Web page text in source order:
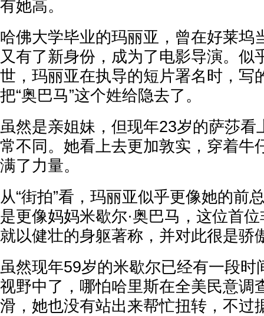
有她高。
哈佛大学毕业的玛丽亚，曾在好莱坞
又有了新身份，成为了电影导演。似
世，玛丽亚在执导的短片署名时，写
把“奥巴马”这个姓给隐去了。
虽然是亲姐妹，但现年23岁的萨莎看
常不同。她看上去更加敦实，穿着牛
满了力量。
从“街拍”看，玛丽亚似乎更像她的前
是更像妈妈米歇尔·奥巴马，这位首
就以健壮的身躯著称，并对此很是骄
虽然现年59岁的米歇尔已经有一段时
视野中了，哪怕哈里斯在全美民意调
滑，她也没有站出来帮忙扭转，不过